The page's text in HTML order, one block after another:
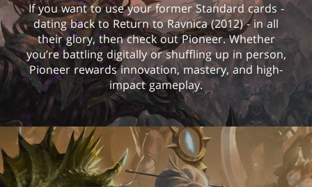
If you want to use your former Standard cards -
dating back to Return to Ravnica (2012) - in all
their glory, then check out Pioneer. Whether
you’re battling digitally or shuffling up in person,
Pioneer rewards innovation, mastery, and high-
impact gameplay.